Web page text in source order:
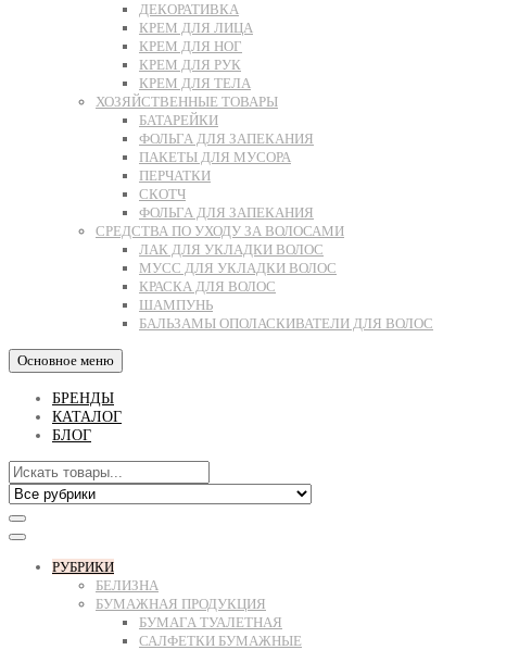
ДЕКОРАТИВКА
КРЕМ ДЛЯ ЛИЦА
КРЕМ ДЛЯ НОГ
КРЕМ ДЛЯ РУК
КРЕМ ДЛЯ ТЕЛА
ХОЗЯЙСТВЕННЫЕ ТОВАРЫ
БАТАРЕЙКИ
ФОЛЬГА ДЛЯ ЗАПЕКАНИЯ
ПАКЕТЫ ДЛЯ МУСОРА
ПЕРЧАТКИ
СКОТЧ
ФОЛЬГА ДЛЯ ЗАПЕКАНИЯ
СРЕДСТВА ПО УХОДУ ЗА ВОЛОСАМИ
ЛАК ДЛЯ УКЛАДКИ ВОЛОС
МУСС ДЛЯ УКЛАДКИ ВОЛОС
КРАСКА ДЛЯ ВОЛОС
ШАМПУНЬ
БАЛЬЗАМЫ ОПОЛАСКИВАТЕЛИ ДЛЯ ВОЛОС
Основное меню
БРЕНДЫ
КАТАЛОГ
БЛОГ
РУБРИКИ
БЕЛИЗНА
БУМАЖНАЯ ПРОДУКЦИЯ
БУМАГА ТУАЛЕТНАЯ
САЛФЕТКИ БУМАЖНЫЕ